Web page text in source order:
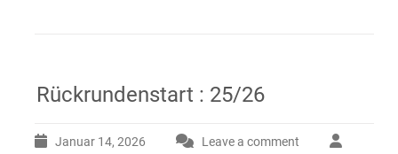
Rückrundenstart : 25/26
Januar 14, 2026
Leave a comment